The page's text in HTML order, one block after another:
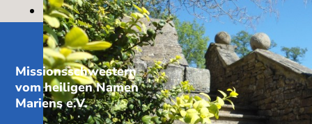
Missionsschwestern
vom heiligen Namen
Mariens e.V.